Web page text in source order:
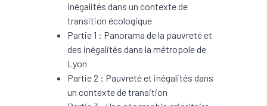
inégalités dans un contexte de
transition écologique
Partie 1 : Panorama de la pauvreté et
des inégalités dans la métropole de
Lyon
Partie 2 : Pauvreté et inégalités dans
un contexte de transition